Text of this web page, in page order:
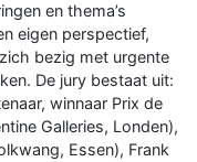
en thema’s
eigen perspectief,
bezig met urgente
De jury bestaat uit:
winnaar Prix de
Galleries, Londen),
Essen), Frank